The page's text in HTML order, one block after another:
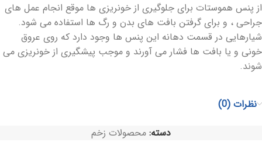
از پنس هموستات برای جلوگیری از خونریزی ها موقع انجام عمل های
جراحی ، و برای گرفتن بافت های بدن و رگ ها استفاده می شود.
شیارهایی در قسمت دهانه این پنس ها وجود دارد که روی عروق
خونی و یا بافت ها فشار می آورند و موجب پیشگیری از خونریزی می
شوند.
نظرات (0)
دسته: محصولات زخم